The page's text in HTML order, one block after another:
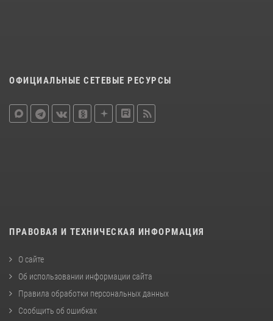
ОФИЦИАЛЬНЫЕ СЕТЕВЫЕ РЕСУРСЫ
ПРАВОВАЯ И ТЕХНИЧЕСКАЯ ИНФОРМАЦИЯ
О сайте
Об использовании информации сайта
Правила обработки персональных данных
Сообщить об ошибках